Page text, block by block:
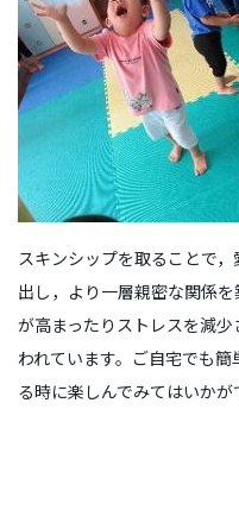
スキンシップを取ることで
出し，より一層親密な関係
が高まったりストレスを減
われています。ご自宅でも
る時に楽しんでみてはいか